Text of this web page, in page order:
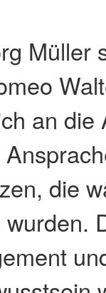
Müller
an
die